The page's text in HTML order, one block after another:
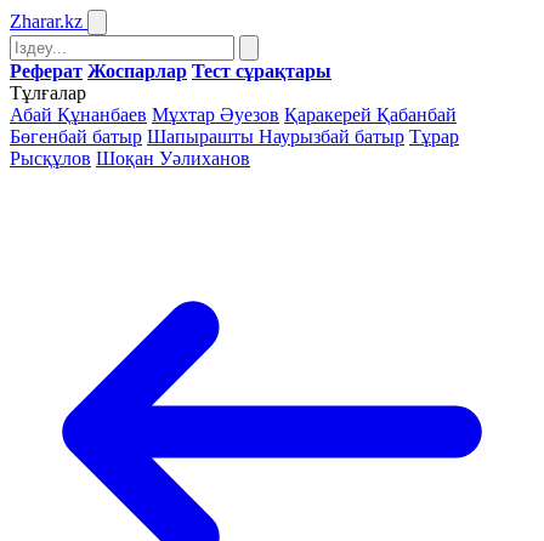
Zharar.kz
Реферат Жоспарлар Тест сұрақтары
Тұлғалар
Абай Құнанбаев Мұхтар Әуезов Қаракерей Қабанбай
Бөгенбай батыр Шапырашты Наурызбай батыр Тұрар
Рысқұлов Шоқан Уәлиханов